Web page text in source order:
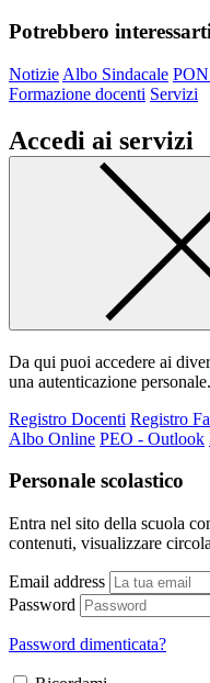
Potrebbero interessarti
Notizie Albo Sindacale
Formazione docenti Servizi
Accedi ai servizi
Da qui puoi accedere ai
una autenticazione personale.
Registro Docenti Registro
Albo Online PEO - Outlook
Personale scolastico
Entra nel sito della scuola
contenuti, visualizzare
Email address
Password
Password dimenticata?